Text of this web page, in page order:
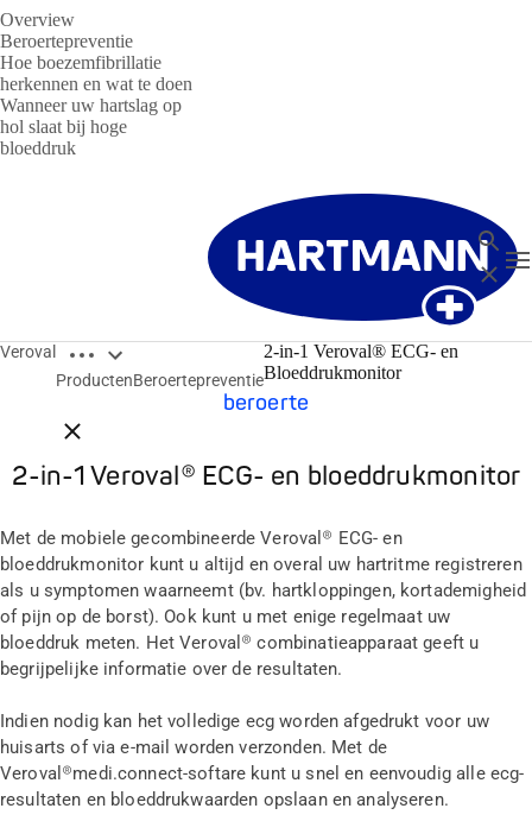
Overview
Beroertepreventie
Hoe boezemfibrillatie
herkennen en wat te doen
Wanneer uw hartslag op
hol slaat bij hoge
bloeddruk
Zoeken
Sluit
Veroval Open breadcrumbs
Close breadcrumbs
ProductenBeroertepreventie
2-in-1 Veroval® ECG- en
Bloeddrukmonitor
2-in-1 Veroval® ECG- en bloeddrukmonitor
Dubbele waarschuwing voor het voorkomen van een
beroerte
Met de mobiele gecombineerde Veroval® ECG- en
bloeddrukmonitor kunt u altijd en overal uw hartritme registreren
als u symptomen waarneemt (bv. hartkloppingen, kortademigheid
of pijn op de borst). Ook kunt u met enige regelmaat uw
bloeddruk meten. Het Veroval® combinatieapparaat geeft u
begrijpelijke informatie over de resultaten.
Indien nodig kan het volledige ecg worden afgedrukt voor uw
huisarts of via e-mail worden verzonden. Met de
Veroval®medi.connect-softare kunt u snel en eenvoudig alle ecg-
resultaten en bloeddrukwaarden opslaan en analyseren.